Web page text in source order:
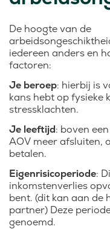
De hoogte van de
iedereen anders en
factoren:
Je beroep: hierbij is
kans hebt op fysieke
stressklachten.
Je leeftijd: boven
AOV meer afsluiten,
betalen.
Eigenrisicoperiode:
inkomstenverlies
bent. (dit kan aan de
partner) Deze
genoemd.